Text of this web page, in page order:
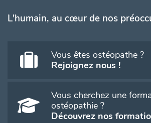
L'humain, au cœur de nos
Vous êtes ostéopathe ?
Rejoignez nous !
Vous cherchez une
ostéopathie ?
Découvrez nos